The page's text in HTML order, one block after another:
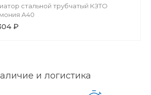
стальной трубчатый КЗТО
А40
₽
и логистика